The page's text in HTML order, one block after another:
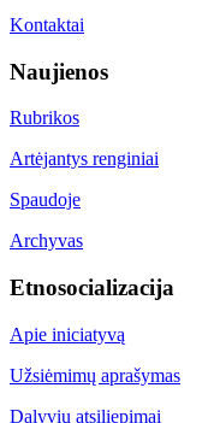
Kontaktai
Naujienos
Rubrikos
Artėjantys renginiai
Spaudoje
Archyvas
Etnosocializacija
Apie iniciatyvą
Užsiėmimų aprašymas
Dalyvių atsiliepimai